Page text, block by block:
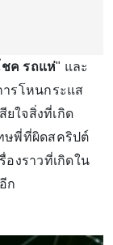
ค รถแห่" และ
ารโหนกระแส
ใจสิ่งที่เกิด
ษพี่ที่ผิดสคริปต์
องราวที่เกิดใน
ก